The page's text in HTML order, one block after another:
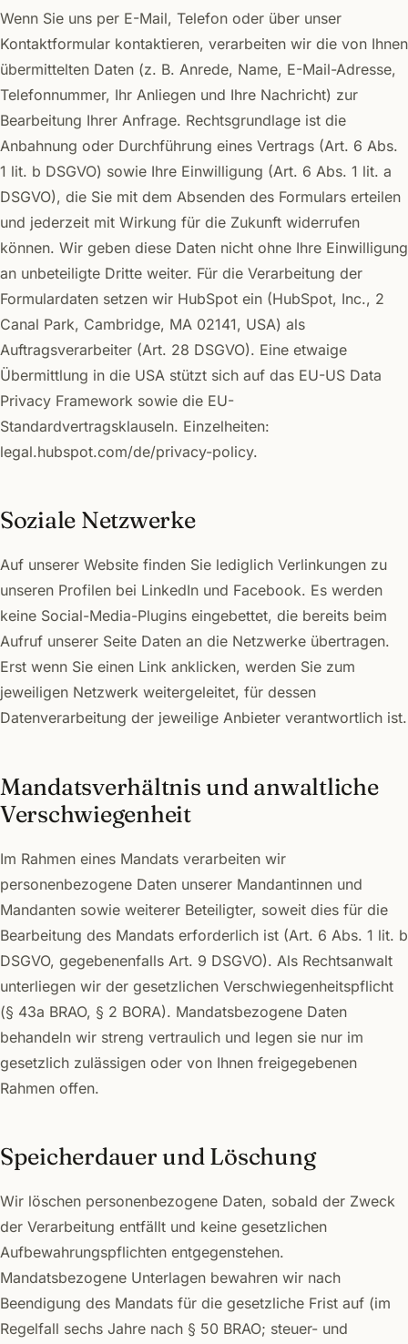
Wenn Sie uns per E-Mail, Telefon oder über unser
Kontaktformular kontaktieren, verarbeiten wir die von Ihnen
übermittelten Daten (z. B. Anrede, Name, E-Mail-Adresse,
Telefonnummer, Ihr Anliegen und Ihre Nachricht) zur
Bearbeitung Ihrer Anfrage. Rechtsgrundlage ist die
Anbahnung oder Durchführung eines Vertrags (Art. 6 Abs.
1 lit. b DSGVO) sowie Ihre Einwilligung (Art. 6 Abs. 1 lit. a
DSGVO), die Sie mit dem Absenden des Formulars erteilen
und jederzeit mit Wirkung für die Zukunft widerrufen
können. Wir geben diese Daten nicht ohne Ihre Einwilligung
an unbeteiligte Dritte weiter. Für die Verarbeitung der
Formulardaten setzen wir HubSpot ein (HubSpot, Inc., 2
Canal Park, Cambridge, MA 02141, USA) als
Auftragsverarbeiter (Art. 28 DSGVO). Eine etwaige
Übermittlung in die USA stützt sich auf das EU-US Data
Privacy Framework sowie die EU-
Standardvertragsklauseln. Einzelheiten:
legal.hubspot.com/de/privacy-policy.
Soziale Netzwerke
Auf unserer Website finden Sie lediglich Verlinkungen zu
unseren Profilen bei LinkedIn und Facebook. Es werden
keine Social-Media-Plugins eingebettet, die bereits beim
Aufruf unserer Seite Daten an die Netzwerke übertragen.
Erst wenn Sie einen Link anklicken, werden Sie zum
jeweiligen Netzwerk weitergeleitet, für dessen
Datenverarbeitung der jeweilige Anbieter verantwortlich ist.
Mandatsverhältnis und anwaltliche
Verschwiegenheit
Im Rahmen eines Mandats verarbeiten wir
personenbezogene Daten unserer Mandantinnen und
Mandanten sowie weiterer Beteiligter, soweit dies für die
Bearbeitung des Mandats erforderlich ist (Art. 6 Abs. 1 lit. b
DSGVO, gegebenenfalls Art. 9 DSGVO). Als Rechtsanwalt
unterliegen wir der gesetzlichen Verschwiegenheitspflicht
(§ 43a BRAO, § 2 BORA). Mandatsbezogene Daten
behandeln wir streng vertraulich und legen sie nur im
gesetzlich zulässigen oder von Ihnen freigegebenen
Rahmen offen.
Speicherdauer und Löschung
Wir löschen personenbezogene Daten, sobald der Zweck
der Verarbeitung entfällt und keine gesetzlichen
Aufbewahrungspflichten entgegenstehen.
Mandatsbezogene Unterlagen bewahren wir nach
Beendigung des Mandats für die gesetzliche Frist auf (im
Regelfall sechs Jahre nach § 50 BRAO; steuer- und